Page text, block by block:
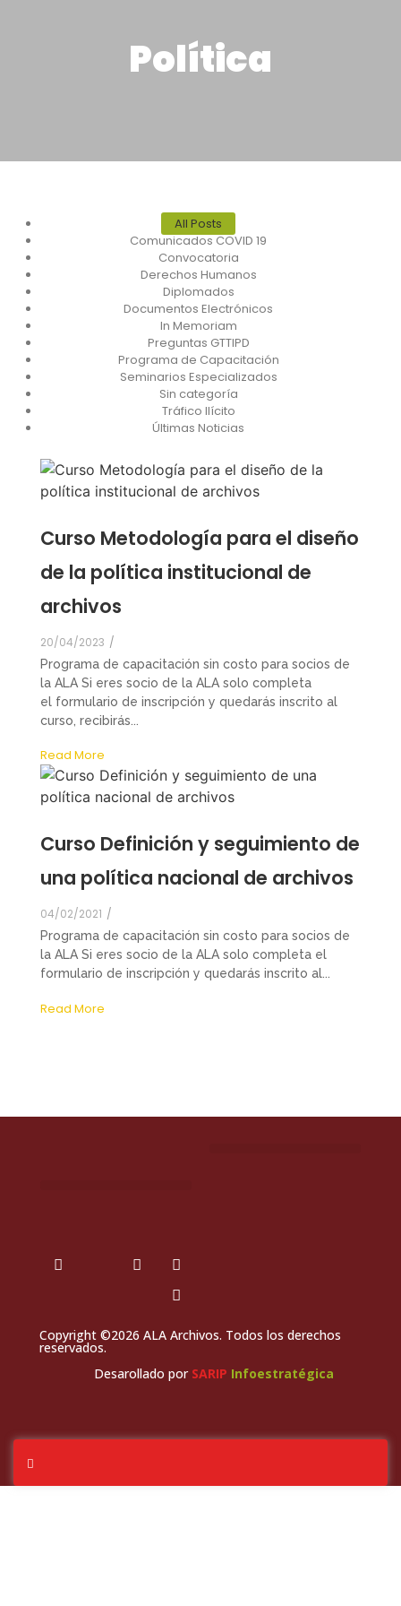
Política
All Posts
Comunicados COVID 19
Convocatoria
Derechos Humanos
Diplomados
Documentos Electrónicos
In Memoriam
Preguntas GTTIPD
Programa de Capacitación
Seminarios Especializados
Sin categoría
Tráfico Ilícito
Últimas Noticias
Curso Metodología para el diseño
de la política institucional de
archivos
20/04/2023 /
Programa de capacitación sin costo para socios de
la ALA Si eres socio de la ALA solo completa
el formulario de inscripción y quedarás inscrito al
curso, recibirás...
Read More
Curso Definición y seguimiento de
una política nacional de archivos
04/02/2021 /
Programa de capacitación sin costo para socios de
la ALA Si eres socio de la ALA solo completa el
formulario de inscripción y quedarás inscrito al...
Read More
Copyright ©2026 ALA Archivos. Todos los derechos
reservados.
Desarollado por SARIP Infoestratégica